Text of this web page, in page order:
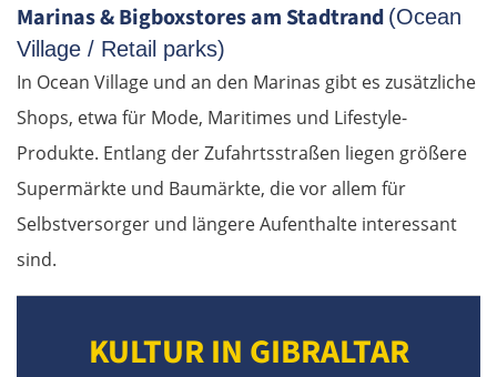
Marinas & Bigboxstores am Stadtrand (Ocean
Village / Retail parks)
In Ocean Village und an den Marinas gibt es zusätzliche
Shops, etwa für Mode, Maritimes und Lifestyle-
Produkte. Entlang der Zufahrtsstraßen liegen größere
Supermärkte und Baumärkte, die vor allem für
Selbstversorger und längere Aufenthalte interessant
sind.
KULTUR IN GIBRALTAR